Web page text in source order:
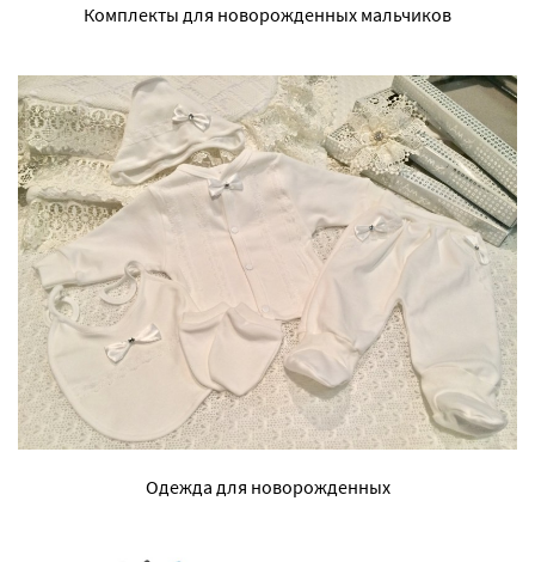
Комплекты для новорожденных мальчиков
Одежда для новорожденных